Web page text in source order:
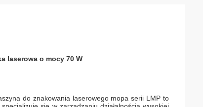
laserowa o mocy 70 W
do znakowania laserowego mopa serii LMP to